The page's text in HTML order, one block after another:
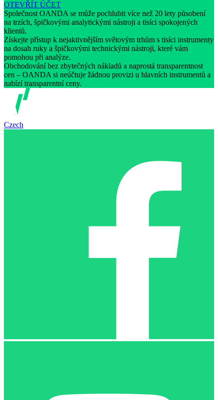
OTEVŘÍT ÚČET
Společnost OANDA se může pochlubit více než 20 lety působení
na trzích, špičkovými analytickými nástroji a tisíci spokojených
klientů.
Získejte přístup k nejaktivnějším světovým trhům s tisíci instrumenty
na dosah ruky a špičkovými technickými nástroji, které vám
pomohou při analýze.
Obchodování bez zbytečných nákladů a naprostá transparentnost
cen – OANDA si neúčtuje žádnou provizi u hlavních instrumentů a
nabízí transparentní ceny.
Czech